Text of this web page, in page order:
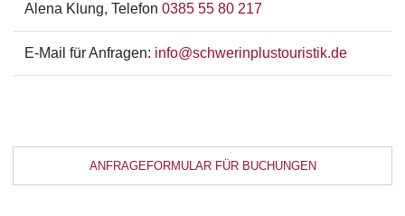
Alena Klung, Telefon 0385 55 80 217
E-Mail für Anfragen: info@schwerinplustouristik.de
ANFRAGEFORMULAR FÜR BUCHUNGEN